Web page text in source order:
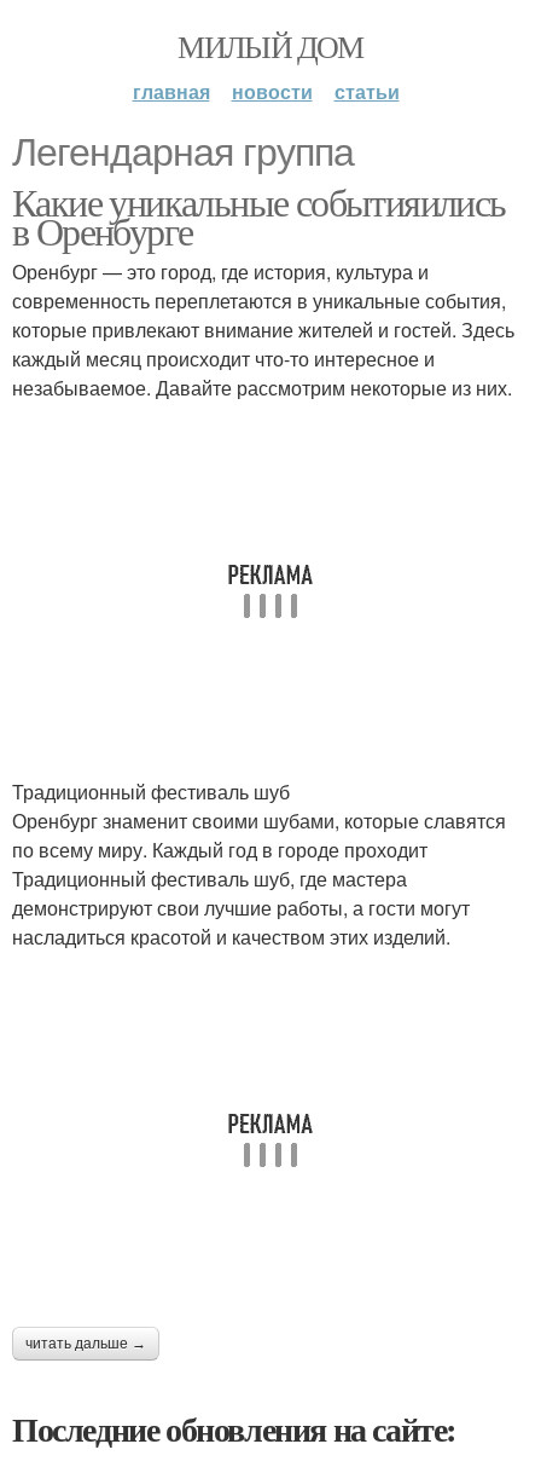
МИЛЫЙ ДОМ
главная новости статьи
Легендарная группа
Какие уникальные событияились
в Оренбурге
Оренбург — это город, где история, культура и
современность переплетаются в уникальные события,
которые привлекают внимание жителей и гостей. Здесь
каждый месяц происходит что-то интересное и
незабываемое. Давайте рассмотрим некоторые из них.
Традиционный фестиваль шуб
Оренбург знаменит своими шубами, которые славятся
по всему миру. Каждый год в городе проходит
Традиционный фестиваль шуб, где мастера
демонстрируют свои лучшие работы, а гости могут
насладиться красотой и качеством этих изделий.
читать дальше →
Последние обновления на сайте: